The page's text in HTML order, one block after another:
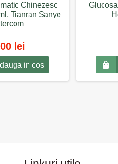
Chinezesc
Tianran Sanye
lei
in cos